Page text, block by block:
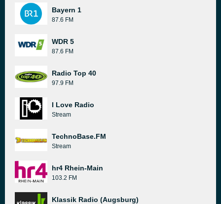
Bayern 1
87.6 FM
WDR 5
87.6 FM
Radio Top 40
97.9 FM
I Love Radio
Stream
TechnoBase.FM
Stream
hr4 Rhein-Main
103.2 FM
Klassik Radio (Augsburg)